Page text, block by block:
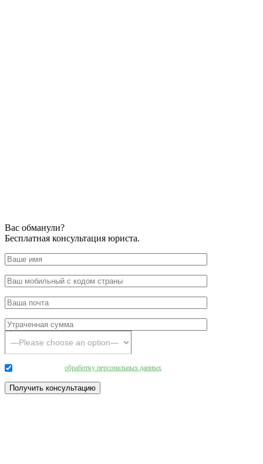
Вас обманули?
Бесплатная консультация юриста.
обработку персональных данных